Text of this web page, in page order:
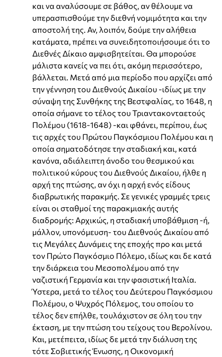
και να αναλύσουμε σε βάθος, αν θέλουμε να
υπερασπισθούμε την διεθνή νομιμότητα και την
αποστολή της. Αν, λοιπόν, δούμε την αλήθεια
κατάματα, πρέπει να συνειδητοποιήσουμε ότι το
Διεθνές Δίκαιο αμφισβητείται. Θα μπορούσε
μάλιστα κανείς να πει ότι, ακόμη περισσότερο,
βάλλεται. Μετά από μια περίοδο που αρχίζει από
την γέννηση του Διεθνούς Δικαίου -ιδίως με την
σύναψη της Συνθήκης της Βεστφαλίας, το 1648, η
οποία σήμανε το τέλος του Τριαντακονταετούς
Πολέμου (1618-1648) -και φθάνει, περίπου, έως
τις αρχές του Πρώτου Παγκόσμιου Πολέμου και η
οποία σηματοδότησε την σταδιακή και, κατά
κανόνα, αδιάλειπτη άνοδο του θεσμικού και
πολιτικού κύρους του Διεθνούς Δικαίου, ήλθε η
αρχή της πτώσης, αν όχι η αρχή ενός είδους
διαβρωτικής παρακμής. Σε γενικές γραμμές τρεις
είναι οι σταθμοί της παρακμιακής αυτής
διαδρομής: Αρχικώς, η σταδιακή υποβάθμιση -ή,
μάλλον, υπονόμευση- του Διεθνούς Δικαίου από
τις Μεγάλες Δυνάμεις της εποχής προ και μετά
τον Πρώτο Παγκόσμιο Πόλεμο, ιδίως και δε κατά
την διάρκεια του Μεσοπολέμου από την
ναζιστική Γερμανία και την φασιστική Ιταλία.
Ύστερα, μετά το τέλος του Δεύτερου Παγκόσμιου
Πολέμου, ο Ψυχρός Πόλεμος, του οποίου το
τέλος δεν επήλθε, τουλάχιστον σε όλη του την
έκταση, με την πτώση του τείχους του Βερολίνου.
Και, μετέπειτα, ιδίως δε μετά την διάλυση της
τότε Σοβιετικής Ένωσης, η Οικονομική